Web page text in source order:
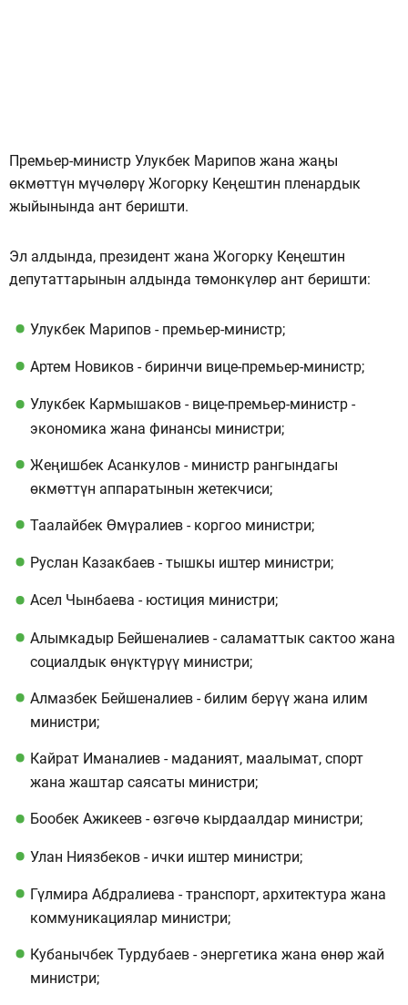
Премьер-министр Улукбек Марипов жана жаңы
өкмөттүн мүчөлөрү Жогорку Кеңештин пленардык
жыйынында ант беришти.
Эл алдында, президент жана Жогорку Кеңештин
депутаттарынын алдында төмонкүлөр ант беришти:
Улукбек Марипов - премьер-министр;
Артем Новиков - биринчи вице-премьер-министр;
Улукбек Кармышаков - вице-премьер-министр -
экономика жана финансы министри;
Жеңишбек Асанкулов - министр рангындагы
өкмөттүн аппаратынын жетекчиси;
Таалайбек Өмүралиев - коргоо министри;
Руслан Казакбаев - тышкы иштер министри;
Асел Чынбаева - юстиция министри;
Алымкадыр Бейшеналиев - саламаттык сактоо жана
социалдык өнүктүрүү министри;
Алмазбек Бейшеналиев - билим берүү жана илим
министри;
Кайрат Иманалиев - маданият, маалымат, спорт
жана жаштар саясаты министри;
Бообек Ажикеев - өзгөчө кырдаалдар министри;
Улан Ниязбеков - ички иштер министри;
Гүлмира Абдралиева - транспорт, архитектура жана
коммуникациялар министри;
Кубанычбек Турдубаев - энергетика жана өнөр жай
министри;